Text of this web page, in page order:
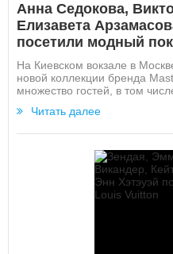
Анна Седокова,
Елизавета
посетили модный
На Киевском вокзале в
новой коллекции бренда
множество гостей, в том
Читать далее